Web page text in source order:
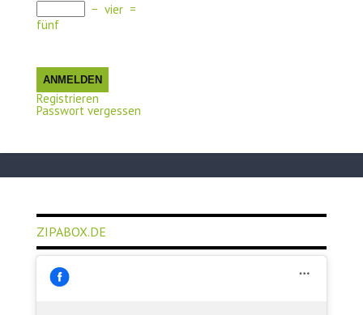
− vier =
fünf
ANMELDEN
Registrieren
Passwort vergessen
ZIPABOX.DE